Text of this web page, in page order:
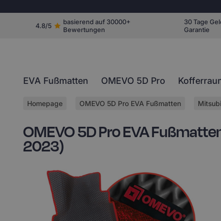
4.8/5
basierend auf 30000+
Bewertungen
30 Tage
Garantie
EVA Fußmatten OMEVO 5D Pro
Homepage OMEVO 5D Pro EVA Fußmatten
OMEVO 5D Pro EVA
2023)